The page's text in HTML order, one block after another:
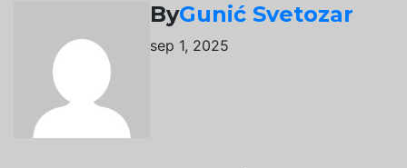
ByGunić Svetozar
sep 1, 2025